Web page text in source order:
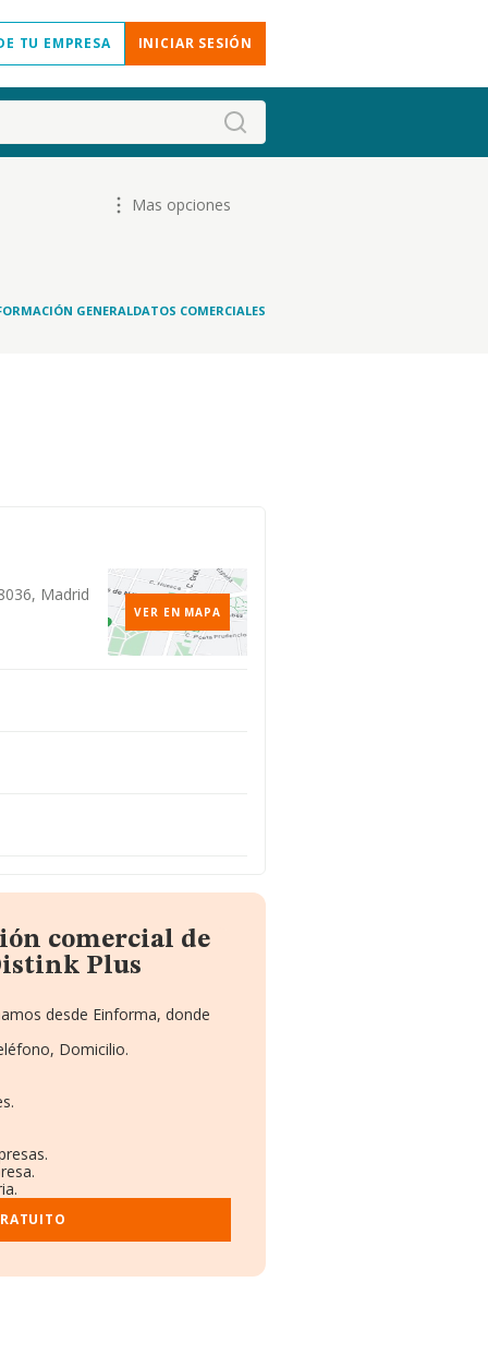
TU EMPRESA INICIAR SESIÓN
Mas opciones
GENERALDATOS COMERCIALES
Madrid
VER EN MAPA
comercial de
Plus
desde Einforma, donde
Domicilio.